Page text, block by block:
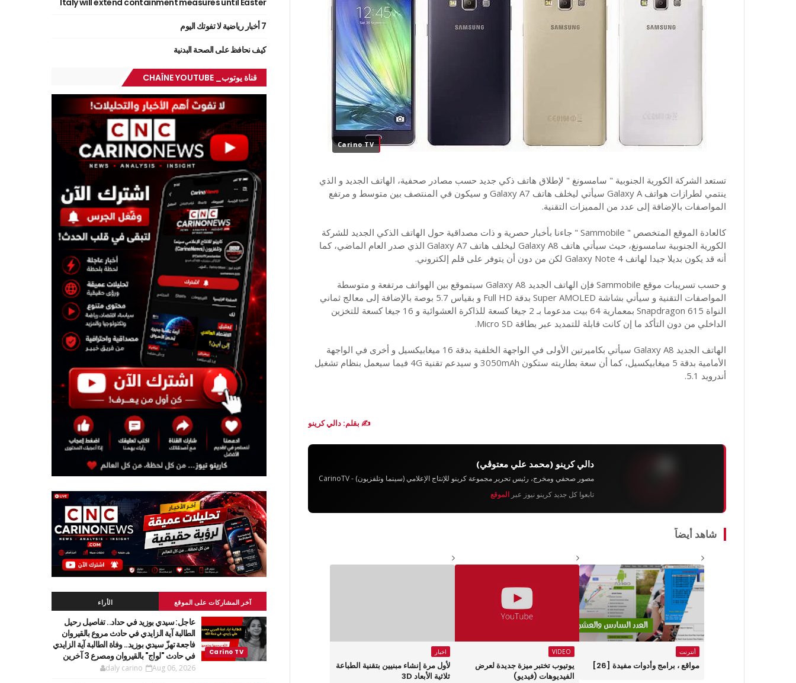
Carino TV
تستعد الشركة الكورية الجنوبية " سامسونغ " لإطلاق هاتف ذكي جديد حسب مصادر صحفية، الهاتف الجديد و الذي
ينتمي لطرازات هواتف Galaxy A سيأتي ليخلف هاتف Galaxy A7 و سيكون في المنتصف بين متوسط و مرتفع
المواصفات بالإضافة إلى عدد من المميزات التقنية.
كالعادة الموقع المتخصص " Sammobile " جاءنا بأخبار حصرية و ذات مصداقية حول الهاتف الذكي الجديد للشركة
الكورية الجنوبية سامسونغ، حيث سيأتي هاتف Galaxy A8 ليخلف هاتف Galaxy A7 الذي صدر العام الماضي، كما
أنه قد يكون بديلا جيدا لهاتف Galaxy Note 4 لكن من دون أن يتوفر على قلم إلكتروني.
و حسب تسريبات موقع Sammobile فإن الهاتف الجديد Galaxy A8 سيتموقع بين الهواتف مرتفعة و متوسطة
المواصفات التقنية و سيأتي بشاشة Super AMOLED بدقة Full HD و بقياس 5.7 بوصة بالإضافة إلى معالج ثماني
النواة Snapdragon 615 بمعمارية 64 بيت مدعوما بـ 2 جيغا كسعة للذاكرة العشوائية و 16 جيغا كسعة للتخزين
الداخلي من دون التأكد ما إن كانت قابلة للتمديد عبر بطاقة Micro SD.
الهاتف الجديد Galaxy A8 سيأتي بكاميرتين الأولى في الواجهة الخلفية بدقة 16 ميغابيكسيل و أخرى في الواجهة
الأمامية بدقة 5 ميغابيكسيل، كما أن سعة بطاريته ستكون 3050mAh و سيدعم تقنية 4G فيما سيعمل بنظام تشغيل
أندرويد 5.1.
✍️ بقلم: دالي كرينو
دالي كرينو (محمد علي معتوڨي)
مصور صحفي ومخرج، رئيس تحرير مجموعة كرينو للإنتاج الإعلامي (سينما وتلفزيون) - CarinoTV
تابعوا كل جديد كرينو نيوز عبرالموقع
شاهد أيضاً
أنترنت
مواقع ، برامج وأدوات مفيدة [26]
VIDEO
يوتيوب تختبر ميزة جديدة لعرض
الفيديوهات (فيديو)
اخبار
لأول مرة إنشاء مبنيين بتقنية الطباعة
ثلاثية الأبعاد 3D
Italy will extend containment measures until Easter
7 أخبار رياضية لا تفوتك اليوم
كيف نحافظ على الصحة البدنية
قناة يوتوب_ CHAÎNE YOUTUBE
آخر المشاركات على الموقع الأراء
عاجل: سيدي بوزيد في حداد.. تفاصيل رحيل
الطالبة آية الزايدي في حادث مروع بالقيروان
فاجعة تهزّ سيدي بوزيد.. وفاة الطالبة آية الزايدي
في حادث "لواج" بالقيروان ومصرع 3 آخرين
daly carino Aug 06, 2026